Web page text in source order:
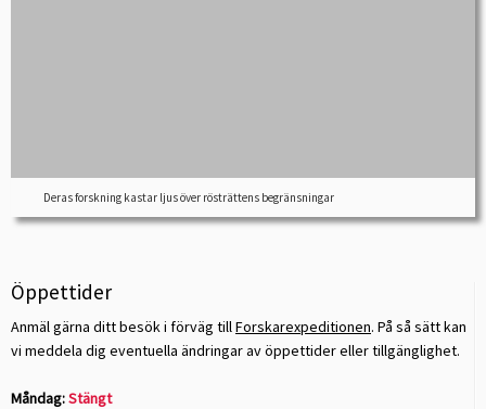
Deras forskning kastar ljus över rösträttens begränsningar
Öppettider
Anmäl gärna ditt besök i förväg tillForskarexpeditionen. På så sätt kan
vi meddela dig eventuella ändringar av öppettider eller tillgänglighet.
Måndag:Stängt